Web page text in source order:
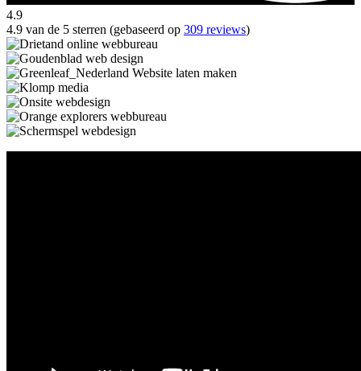
4.9
4.9 van de 5 sterren (gebaseerd op 309 reviews)